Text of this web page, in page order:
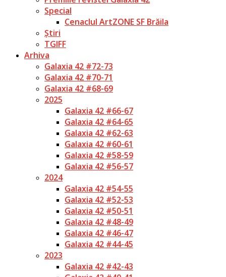
Special
Cenaclul ArtZONE SF Brăila
Știri
TGIFF
Arhiva
Galaxia 42 #72-73
Galaxia 42 #70-71
Galaxia 42 #68-69
2025
Galaxia 42 #66-67
Galaxia 42 #64-65
Galaxia 42 #62-63
Galaxia 42 #60-61
Galaxia 42 #58-59
Galaxia 42 #56-57
2024
Galaxia 42 #54-55
Galaxia 42 #52-53
Galaxia 42 #50-51
Galaxia 42 #48-49
Galaxia 42 #46-47
Galaxia 42 #44-45
2023
Galaxia 42 #42-43